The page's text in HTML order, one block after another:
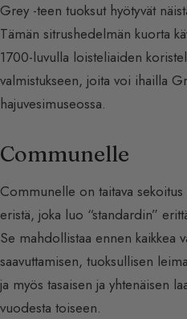
Grey -teen tuoksut hyötyvät
Tämän sitrushedelmän kuorta
1700-luvulla loisteliaiden
valmistukseen, joita voi ihailla
hajuvesimuseossa.
Communelle
Communelle on taitava
eristä, joka luo “standardin”
Se mahdollistaa ennen kaikkea
saavuttamisen, tuoksullisen
ja myös tasaisen ja yhtenäisen
vuodesta toiseen.